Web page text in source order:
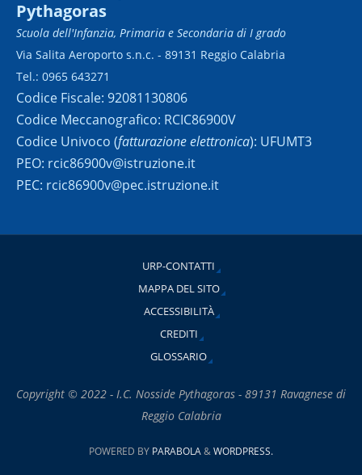
Pythagoras
Scuola dell'Infanzia, Primaria e Secondaria di I grado
Via Salita Aeroporto s.n.c. - 89131 Reggio Calabria
Tel.: 0965 643271
Codice Fiscale: 92081130806
Codice Meccanografico: RCIC86900V
Codice Univoco (fatturazione elettronica): UFUMT3
PEO: rcic86900v@istruzione.it
PEC: rcic86900v@pec.istruzione.it
URP-CONTATTI
MAPPA DEL SITO
ACCESSIBILITÀ
CREDITI
GLOSSARIO
Copyright © 2022 - I.C. Nosside Pythagoras - 89131 Ravagnese di
Reggio Calabria
POWERED BY PARABOLA&WORDPRESS.